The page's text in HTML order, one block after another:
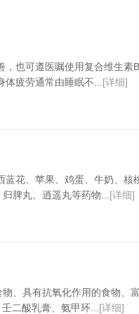
也可遵医嘱使用复合维生素
疲劳通常由睡眠不... [详细]
花、苹果、鸡蛋、牛奶、核
脾丸、逍遥丸等药物... [详细]
、具有抗氧化作用的食物、
二酸乳膏、氨甲环... [详细]